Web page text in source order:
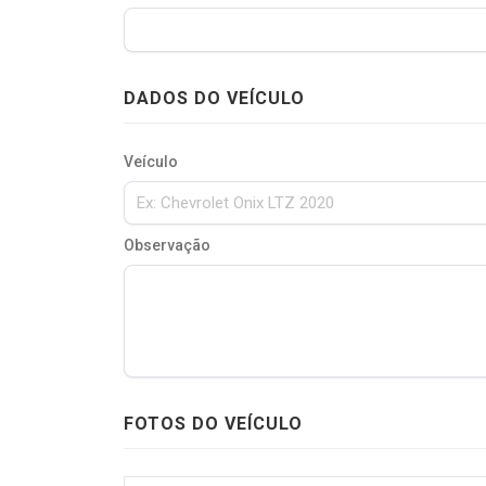
DADOS DO VEÍCULO
Veículo
Observação
FOTOS DO VEÍCULO